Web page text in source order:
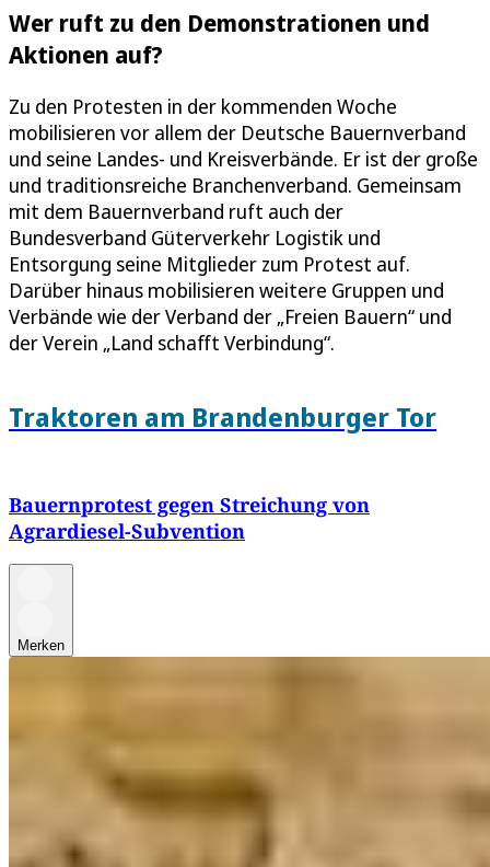
Wer ruft zu den Demonstrationen und
Aktionen auf?
Zu den Protesten in der kommenden Woche
mobilisieren vor allem der Deutsche Bauern­verband
und seine Landes- und Kreisverbände. Er ist der große
und traditionsreiche Branchenverband. Gemeinsam
mit dem Bauernverband ruft auch der
Bundesverband Güterverkehr Logistik und
Entsorgung seine Mitglieder zum Protest auf.
Darüber hinaus mobilisieren weitere Gruppen und
Verbände wie der Verband der „Freien Bauern“ und
der Verein „Land schafft Verbindung“.
Traktoren am Brandenburger Tor
Bauernprotest gegen Streichung von
Agrardiesel-Subvention
Merken